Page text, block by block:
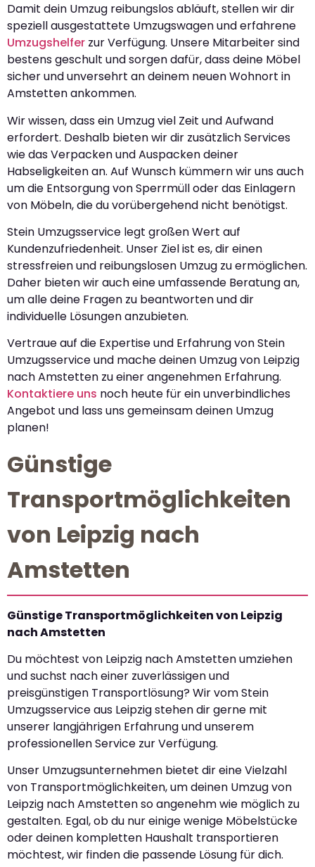
Damit dein Umzug reibungslos abläuft, stellen wir dir
speziell ausgestattete Umzugswagen und erfahrene
Umzugshelfer zur Verfügung. Unsere Mitarbeiter sind
bestens geschult und sorgen dafür, dass deine Möbel
sicher und unversehrt an deinem neuen Wohnort in
Amstetten ankommen.
Wir wissen, dass ein Umzug viel Zeit und Aufwand
erfordert. Deshalb bieten wir dir zusätzlich Services
wie das Verpacken und Auspacken deiner
Habseligkeiten an. Auf Wunsch kümmern wir uns auch
um die Entsorgung von Sperrmüll oder das Einlagern
von Möbeln, die du vorübergehend nicht benötigst.
Stein Umzugsservice legt großen Wert auf
Kundenzufriedenheit. Unser Ziel ist es, dir einen
stressfreien und reibungslosen Umzug zu ermöglichen.
Daher bieten wir auch eine umfassende Beratung an,
um alle deine Fragen zu beantworten und dir
individuelle Lösungen anzubieten.
Vertraue auf die Expertise und Erfahrung von Stein
Umzugsservice und mache deinen Umzug von Leipzig
nach Amstetten zu einer angenehmen Erfahrung.
Kontaktiere uns noch heute für ein unverbindliches
Angebot und lass uns gemeinsam deinen Umzug
planen!
Günstige
Transportmöglichkeiten
von Leipzig nach
Amstetten
Günstige Transportmöglichkeiten von Leipzig
nach Amstetten
Du möchtest von Leipzig nach Amstetten umziehen
und suchst nach einer zuverlässigen und
preisgünstigen Transportlösung? Wir vom Stein
Umzugsservice aus Leipzig stehen dir gerne mit
unserer langjährigen Erfahrung und unserem
professionellen Service zur Verfügung.
Unser Umzugsunternehmen bietet dir eine Vielzahl
von Transportmöglichkeiten, um deinen Umzug von
Leipzig nach Amstetten so angenehm wie möglich zu
gestalten. Egal, ob du nur einige wenige Möbelstücke
oder deinen kompletten Haushalt transportieren
möchtest, wir finden die passende Lösung für dich.